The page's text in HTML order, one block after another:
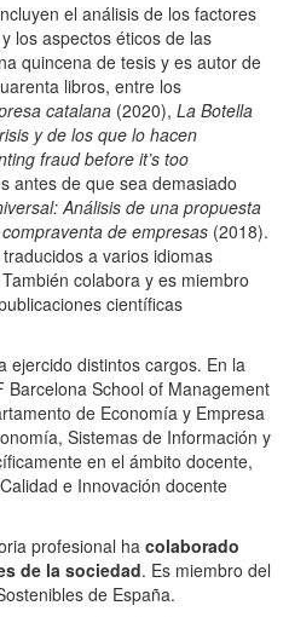
el análisis de los factores
los aspectos éticos de las
quincena de tesis y es autor de
libros, entre los
catalana (2020), La Botella
y de los que lo hacen
fraud before it’s too
antes de que sea demasiado
Análisis de una propuesta
de empresas (2018).
a varios idiomas
colabora y es miembro
científicas
ejercido distintos cargos. En la
Barcelona School of Management
de Economía y Empresa
Sistemas de Información y
en el ámbito docente,
e Innovación docente
profesional ha colaborado
de la sociedad. Es miembro del
de España.